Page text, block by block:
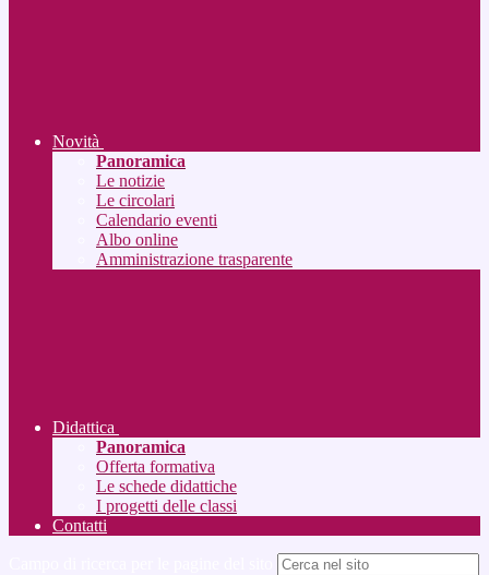
Novità
Panoramica
Le notizie
Le circolari
Calendario eventi
Albo online
Amministrazione trasparente
Didattica
Panoramica
Offerta formativa
Le schede didattiche
I progetti delle classi
Contatti